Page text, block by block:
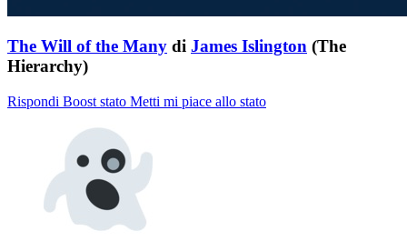
The Will of the Many di James Islington (The
Hierarchy)
Rispondi Boost stato Metti mi piace allo stato